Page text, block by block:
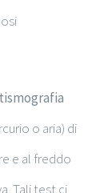
o aria) di
e al freddo
Tali test ci